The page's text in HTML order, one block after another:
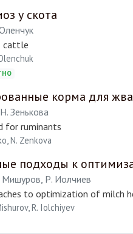
у скота
cattle
корма для
Зенькова
for ruminants
N. Zenkova
подходы к
Мишуров, Р. Иолчиев
to optimization of milch
R. Iolchiyev